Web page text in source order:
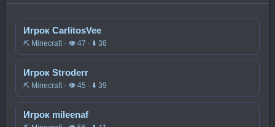
Игрок CarlitosVee
⛏️ Minecraft · 👁 47 · ⬇ 38
Игрок Stroderr
⛏️ Minecraft · 👁 45 · ⬇ 39
Игрок mileenaf